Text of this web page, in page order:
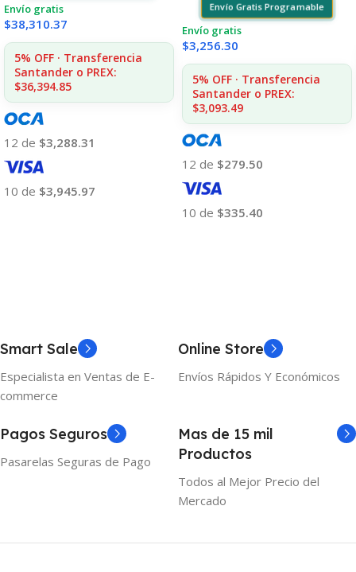
Envío gratis
$38,310.37
5% OFF · Transferencia
Santander o PREX:
$36,394.85
12 de $3,288.31
10 de $3,945.97
Envío Gratis Programable
Envío gratis
$3,256.30
5% OFF · Transferencia
Santander o PREX:
$3,093.49
12 de $279.50
10 de $335.40
Smart Sale
Especialista en Ventas de E-
commerce
Online Store
Envíos Rápidos Y Económicos
Pagos Seguros
Pasarelas Seguras de Pago
Mas de 15 mil
Productos
Todos al Mejor Precio del
Mercado